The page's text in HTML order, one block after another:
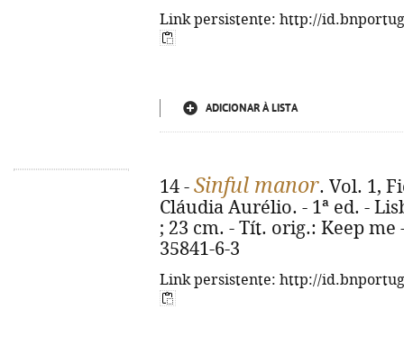
Link persistente: http://
ADICIONAR À LISTA
14 - Sinful manor. Vol. 1,
Cláudia Aurélio. - 1ª ed. -
; 23 cm. - Tít. orig.: Keep
35841-6-3
Link persistente: http://